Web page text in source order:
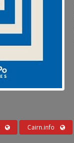
Cairn.info